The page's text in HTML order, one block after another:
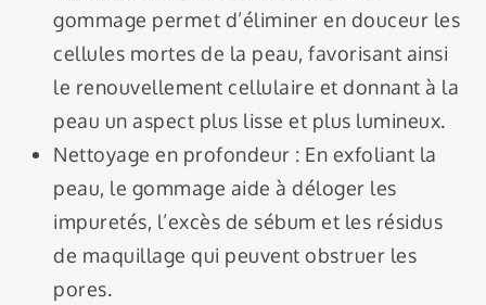
gommage permet d’éliminer en douceur les
cellules mortes de la peau, favorisant ainsi
le renouvellement cellulaire et donnant à la
peau un aspect plus lisse et plus lumineux.
Nettoyage en profondeur : En exfoliant la
peau, le gommage aide à déloger les
impuretés, l’excès de sébum et les résidus
de maquillage qui peuvent obstruer les
pores.